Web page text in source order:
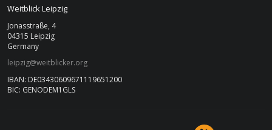
Weitblick Leipzig
Jonasstraße, 4
04315 Leipzig
Germany
leipzig@weitblicker.org
IBAN: DE03430609671119651200
BIC: GENODEM1GLS